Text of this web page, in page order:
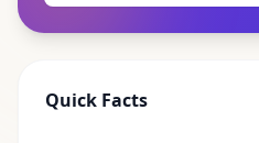
Quick Facts